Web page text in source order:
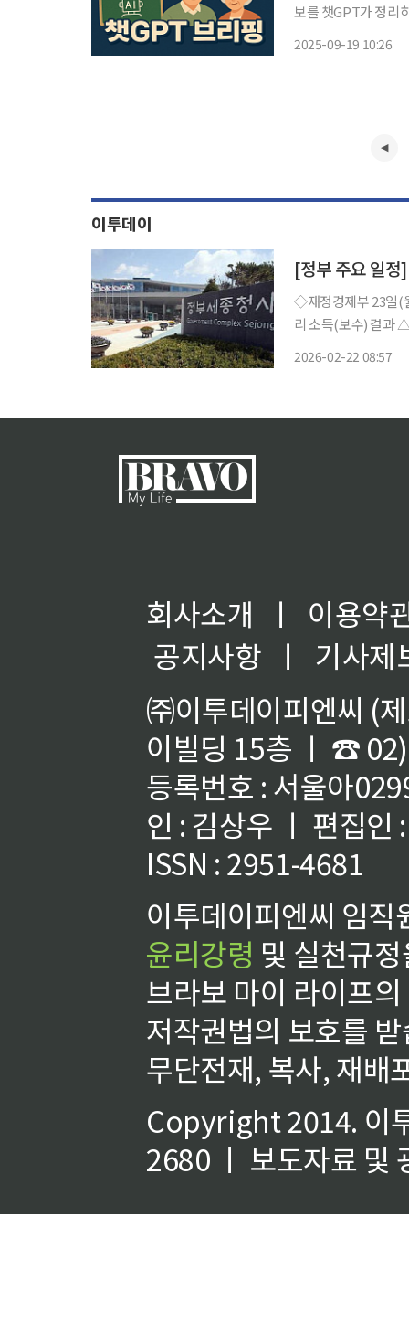
보를 챗GPT가 정리하고 편집
2025-09-19 10:26
이투데이
[정부 주요 일
◇재정경제부 23일(월) △경제부총리 10:00 재경위 전체회의(국회) △2024년 임금근로일자
리 소득(보수) 결과 △국가데이터 민관협의체 출범(kick-off) 현장밀착형 소통으로 수요자
2026-02-22 08:57
회사소개 ㅣ
이용약
공지사항
ㅣ
기사제
㈜이투데이피엔씨 (
이빌딩 15층 ㅣ ☎
등록번호 : 서울아
인 : 김상우 ㅣ 편집인
ISSN : 2951-4681
이투데이피엔씨 임
윤리강령 및 실천규
브라보 마이 라이프
저작권법의 보호를
무단전재, 복사, 재배
Copyright 2014. 이
2680 ㅣ 보도자료